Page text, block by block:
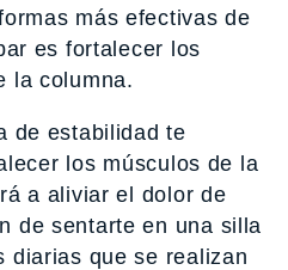
más efectivas de
es fortalecer los
la columna.
de estabilidad te
los músculos de la
a aliviar el dolor de
de sentarte en una silla
diarias que se realizan